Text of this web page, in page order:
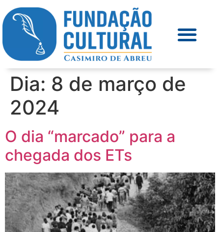
Dia: 8 de março de
2024
O dia “marcado” para a
chegada dos ETs